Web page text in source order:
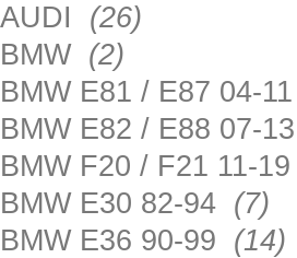
AUDI (26)
BMW (2)
BMW E81 / E87 04-11
BMW E82 / E88 07-13
BMW F20 / F21 11-19
BMW E30 82-94 (7)
BMW E36 90-99 (14)